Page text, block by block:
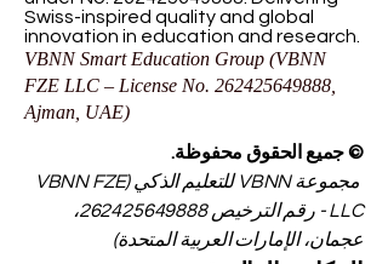
VBNN FZE LLC. A Smart Education
Group company. Licensed in the UAE
262425649888
. Delivering
Swiss-inspired quality and global
innovation in education and research.
VBNN Smart Education Group (VBNN
FZE LLC – License No.
262425649888